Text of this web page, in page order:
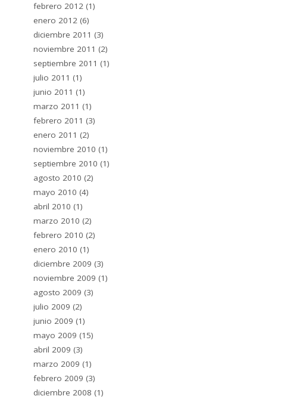
febrero 2012 (1)
enero 2012 (6)
diciembre 2011 (3)
noviembre 2011 (2)
septiembre 2011 (1)
julio 2011 (1)
junio 2011 (1)
marzo 2011 (1)
febrero 2011 (3)
enero 2011 (2)
noviembre 2010 (1)
septiembre 2010 (1)
agosto 2010 (2)
mayo 2010 (4)
abril 2010 (1)
marzo 2010 (2)
febrero 2010 (2)
enero 2010 (1)
diciembre 2009 (3)
noviembre 2009 (1)
agosto 2009 (3)
julio 2009 (2)
junio 2009 (1)
mayo 2009 (15)
abril 2009 (3)
marzo 2009 (1)
febrero 2009 (3)
diciembre 2008 (1)